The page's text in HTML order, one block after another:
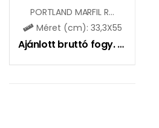
PORTLAND MARFIL RLV
Méret (cm): 33,3X55
Ajánlott bruttó fogy. ár: